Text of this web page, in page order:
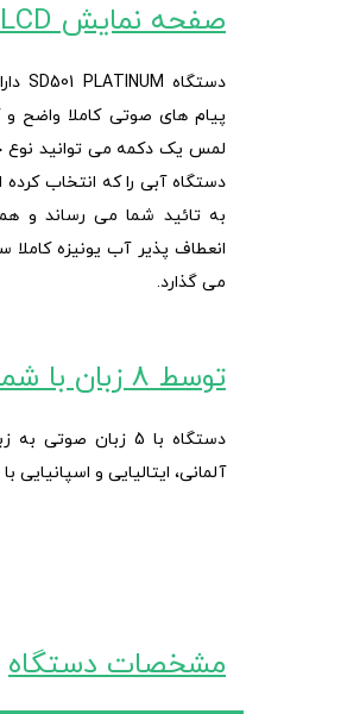
صفحه نمایش LCD بزرگ
پیام های صوتی کاملا واضح
لمس یک دکمه می توانید نوع
دستگاه آبی را که انتخاب
به تائید شما می رساند و
انعطاف پذیر آب یونیزه کاملا
می گذارد.
توسط 8 زبان با شما ارتباط برقرار می کند
دستگاه با 5 زبان
آلمانی، ایتالیایی و اسپانیایی
مشخصات دستگاه